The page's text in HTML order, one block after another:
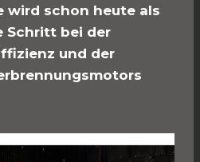
wird schon heute als
Schritt bei der
und der